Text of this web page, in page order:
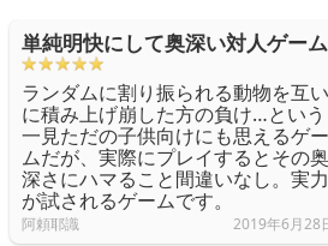
単純明快にして奥深い対人ゲーム
ランダムに割り振られる動物を互い
に積み上げ崩した方の負け…という
一見ただの子供向けにも思えるゲー
ムだが、実際にプレイするとその奥
深さにハマること間違いなし。実力
が試されるゲームです。
阿頼耶識 2019年6月28